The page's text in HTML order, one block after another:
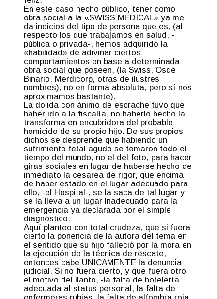
En este caso hecho público, tener como
obra social a la «SWISS MEDICAL» ya me
da indicios del tipo de persona que es, (al
respecto los que trabajamos en salud, -
pública o privada-, hemos adquirido la
«habilidad» de adivinar ciertos
comportamientos en base a determinada
obra social que poseen, (la Swiss, Osde
Binario, Merdicorp, otras de ilustres
nombres), no en forma absoluta, pero sí nos
aproximamos bastante).
La dolida con ánimo de escrache tuvo que
haber ido a la fiscalía, no haberlo hecho la
transforma en encubridora del probable
homicido de su propio hijo. De sus propios
dichos se desprende que habiendo un
sufrimiento fetal agudo se tomaron todo el
tiempo del mundo, no el del feto, para hacer
giras sociales en lugar de haberse hecho de
inmediato la cesarea de rigor, que encima
de haber estado en el lugar adecuado para
ello, -el Hospital-, se la saca de tal lugar y
se la lleva a un lugar inadecuado para la
emergencia ya declarada por el simple
diagnóstico.
Aquí planteo con total crudeza, que si fuera
cierto la ponencia de la autora del tema en
el sentido que su hijo falleció por la mora en
la ejecución de la técnica de rescate,
entonces cabe UNICAMENTE la denuncia
judicial. Si no fuera cierto, y que fuera otro
el motivo del llanto, -la falta de hotelería
adecuada al status personal, la falta de
enfermeras rubias, la falta de alfombra roja,